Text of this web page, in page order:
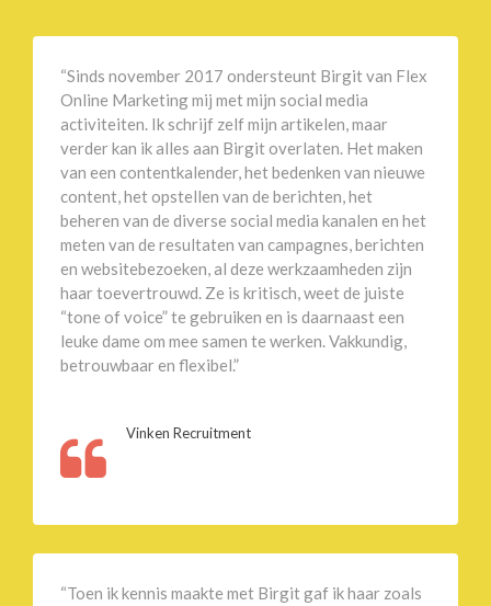
“Sinds november 2017 ondersteunt Birgit van Flex
Online Marketing mij met mijn social media
activiteiten. Ik schrijf zelf mijn artikelen, maar
verder kan ik alles aan Birgit overlaten. Het maken
van een contentkalender, het bedenken van nieuwe
content, het opstellen van de berichten, het
beheren van de diverse social media kanalen en het
meten van de resultaten van campagnes, berichten
en websitebezoeken, al deze werkzaamheden zijn
haar toevertrouwd. Ze is kritisch, weet de juiste
“tone of voice” te gebruiken en is daarnaast een
leuke dame om mee samen te werken. Vakkundig,
betrouwbaar en flexibel.”
Vinken Recruitment
“Toen ik kennis maakte met Birgit gaf ik haar zoals